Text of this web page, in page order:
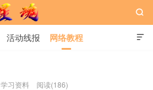

活动线报 网络教程

学习资料 阅读(186)